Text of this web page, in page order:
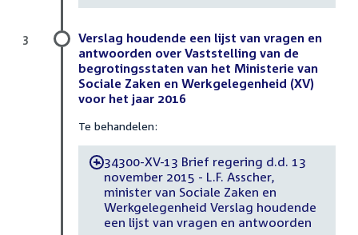
Verslag houdende een lijst van vragen en
antwoorden over Vaststelling van de
begrotingsstaten van het Ministerie van
Sociale Zaken en Werkgelegenheid (XV)
voor het jaar 2016
Te behandelen:
-34300-XV-13 Brief regering d.d. 13
november 2015 - L.F. Asscher,
minister van Sociale Zaken en
Werkgelegenheid Verslag houdende
een lijst van vragen en antwoorden
3